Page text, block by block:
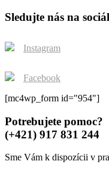
be
chosen
the
product
Sledujte nás na
Instagram
Facebook
[mc4wp_form id="954"]
Potrebujete pomoc?
(+421) 917 831 244
Sme Vám k dispozícii v